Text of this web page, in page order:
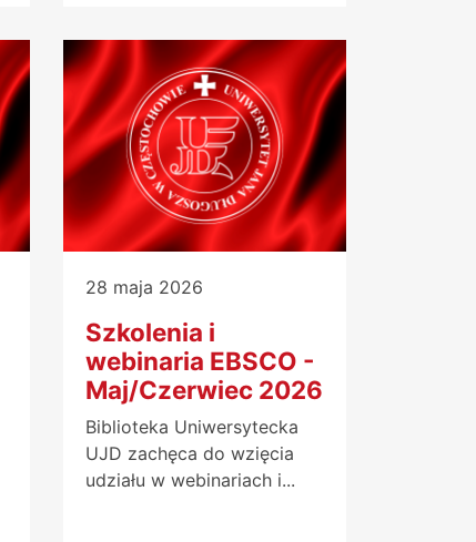
28 maja 2026
Szkolenia i
webinaria EBSCO -
Maj/Czerwiec 2026
Biblioteka Uniwersytecka
UJD zachęca do wzięcia
udziału w webinariach i...